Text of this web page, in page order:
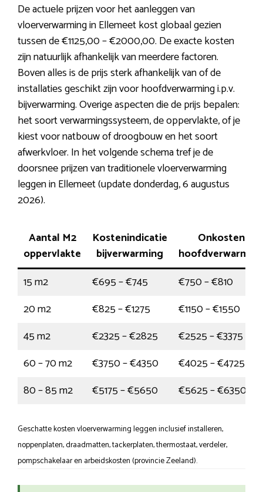
De actuele prijzen voor het aanleggen van
vloerverwarming in Ellemeet kost globaal gezien
tussen de €1125,00 – €2000,00. De exacte kosten
zijn natuurlijk afhankelijk van meerdere factoren.
Boven alles is de prijs sterk afhankelijk van of de
installaties geschikt zijn voor hoofdverwarming i.p.v.
bijverwarming. Overige aspecten die de prijs bepalen:
het soort verwarmingssysteem, de oppervlakte, of je
kiest voor natbouw of droogbouw en het soort
afwerkvloer. In het volgende schema tref je de
doorsnee prijzen van traditionele vloerverwarming
leggen in Ellemeet (update donderdag, 6 augustus
2026).
Aantal M2
oppervlakte
Kostenindicatie
bijverwarming
Onkosten
15 m2
€695 – €745
€750 – €810
20 m2
€825 – €1275
€1150 – €1550
45 m2
€2325 – €2825
€2525 – €3375
60 – 70 m2
€3750 – €4350
€4025 – €4725
80 – 85 m2
€5175 – €5650 €5625 – €6350
Geschatte kosten vloerverwarming leggen inclusief installeren,
noppenplaten, draadmatten, tackerplaten, thermostaat, verdeler,
pompschakelaar en arbeidskosten (provincie Zeeland).